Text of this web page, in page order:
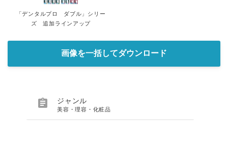
「デンタルプロ ダブル」シリー
ズ 追加ラインアップ
画像を一括してダウンロード
 ジャンル
美容・理容・化粧品